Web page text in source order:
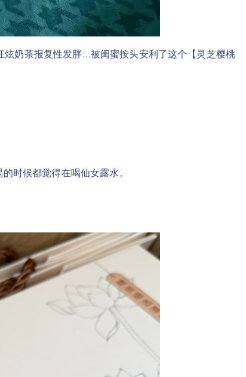
奶茶报复性发胖…被闺蜜按头安利了这个【灵芝樱桃
时候都觉得在喝仙女露水。